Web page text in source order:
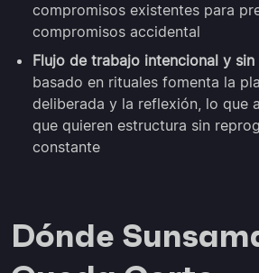
compromisos existentes para
compromisos accidental
Flujo de trabajo intencional y sin
basado en rituales fomenta la
deliberada y la reflexión, lo que
que quieren estructura sin
constante
Dónde